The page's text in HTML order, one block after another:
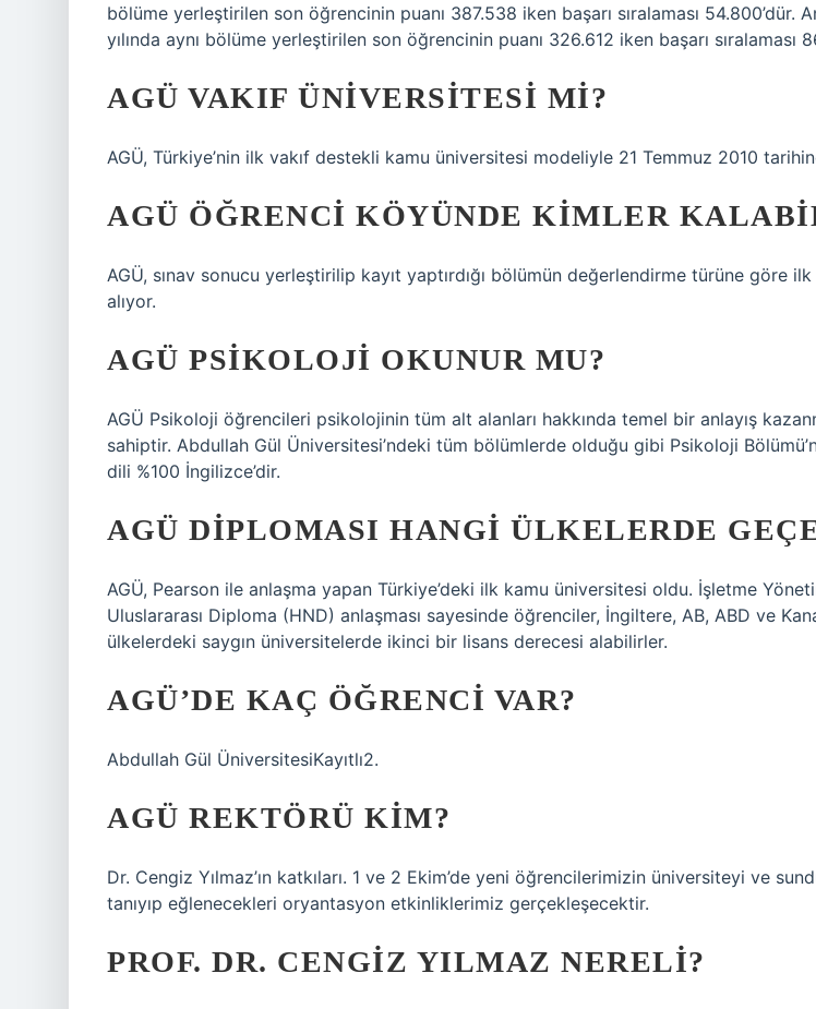
bölüme yerleştirilen son öğrencinin puanı 387.538 iken başarı sıralaması 54.800’dür.
yılında aynı bölüme yerleştirilen son öğrencinin puanı 326.612 iken başarı sıralaması
AGÜ VAKIF ÜNIVERSITESI MI?
AGÜ, Türkiye’nin ilk vakıf destekli kamu üniversitesi modeliyle 21 Temmuz 2010
AGÜ ÖĞRENCI KÖYÜNDE KIMLER
AGÜ, sınav sonucu yerleştirilip kayıt yaptırdığı bölümün değerlendirme türüne göre
alıyor.
AGÜ PSIKOLOJI OKUNUR MU?
AGÜ Psikoloji öğrencileri psikolojinin tüm alt alanları hakkında temel bir anlayış
sahiptir. Abdullah Gül Üniversitesi’ndeki tüm bölümlerde olduğu gibi Psikoloji
dili %100 İngilizce’dir.
AGÜ DIPLOMASI HANGI ÜLKELERDE
AGÜ, Pearson ile anlaşma yapan Türkiye’deki ilk kamu üniversitesi oldu. İşletme
Uluslararası Diploma (HND) anlaşması sayesinde öğrenciler, İngiltere, AB, ABD ve
ülkelerdeki saygın üniversitelerde ikinci bir lisans derecesi alabilirler.
AGÜ’DE KAÇ ÖĞRENCI VAR?
Abdullah Gül ÜniversitesiKayıtlı2.
AGÜ REKTÖRÜ KIM?
Dr. Cengiz Yılmaz’ın katkıları. 1 ve 2 Ekim’de yeni öğrencilerimizin üniversiteyi ve
tanıyıp eğlenecekleri oryantasyon etkinliklerimiz gerçekleşecektir.
PROF. DR. CENGIZ YILMAZ NERELI?